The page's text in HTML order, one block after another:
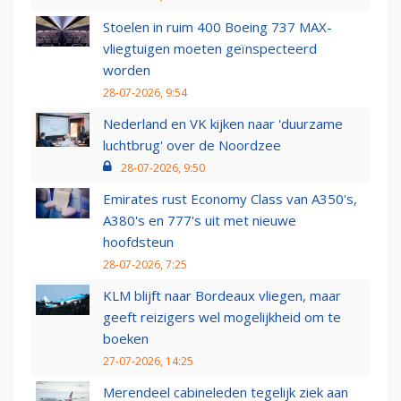
Stoelen in ruim 400 Boeing 737 MAX-
vliegtuigen moeten geïnspecteerd
worden
28-07-2026, 9:54
Nederland en VK kijken naar 'duurzame
luchtbrug' over de Noordzee
28-07-2026, 9:50
Emirates rust Economy Class van A350's,
A380's en 777's uit met nieuwe
hoofdsteun
28-07-2026, 7:25
KLM blijft naar Bordeaux vliegen, maar
geeft reizigers wel mogelijkheid om te
boeken
27-07-2026, 14:25
Merendeel cabineleden tegelijk ziek aan